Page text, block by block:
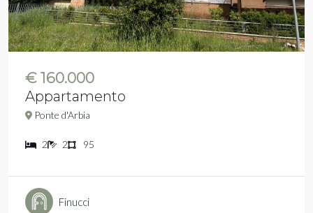
€ 160.000
Appartamento
Ponte d'Arbia
2 2 95
Finucci